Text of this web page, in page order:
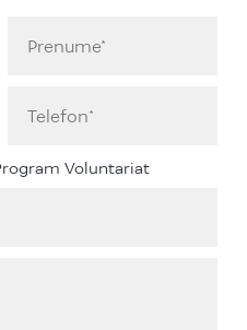
Voluntariat